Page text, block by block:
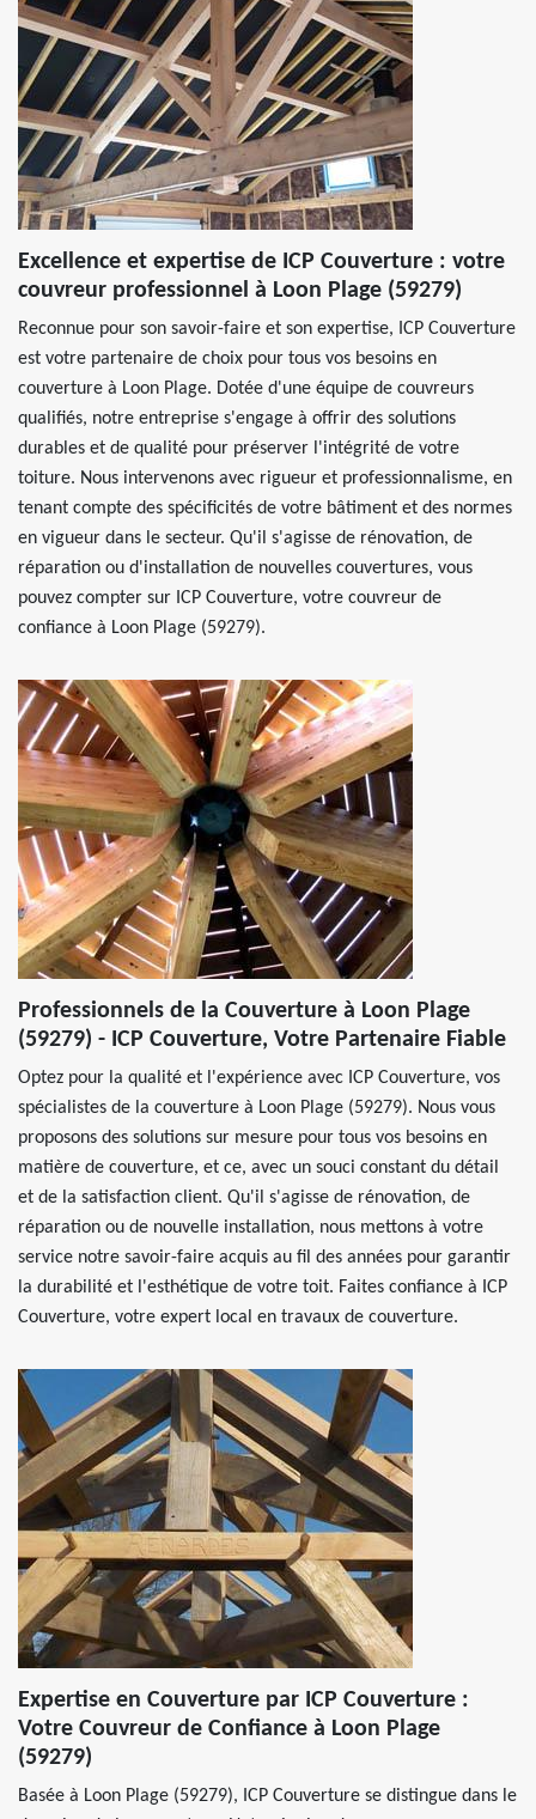
Excellence et expertise de ICP Couverture : votre
couvreur professionnel à Loon Plage (59279)
Reconnue pour son savoir-faire et son expertise, ICP Couverture
est votre partenaire de choix pour tous vos besoins en
couverture à Loon Plage. Dotée d'une équipe de couvreurs
qualifiés, notre entreprise s'engage à offrir des solutions
durables et de qualité pour préserver l'intégrité de votre
toiture. Nous intervenons avec rigueur et professionnalisme, en
tenant compte des spécificités de votre bâtiment et des normes
en vigueur dans le secteur. Qu'il s'agisse de rénovation, de
réparation ou d'installation de nouvelles couvertures, vous
pouvez compter sur ICP Couverture, votre couvreur de
confiance à Loon Plage (59279).
Professionnels de la Couverture à Loon Plage
(59279) - ICP Couverture, Votre Partenaire Fiable
Optez pour la qualité et l'expérience avec ICP Couverture, vos
spécialistes de la couverture à Loon Plage (59279). Nous vous
proposons des solutions sur mesure pour tous vos besoins en
matière de couverture, et ce, avec un souci constant du détail
et de la satisfaction client. Qu'il s'agisse de rénovation, de
réparation ou de nouvelle installation, nous mettons à votre
service notre savoir-faire acquis au fil des années pour garantir
la durabilité et l'esthétique de votre toit. Faites confiance à ICP
Couverture, votre expert local en travaux de couverture.
Expertise en Couverture par ICP Couverture :
Votre Couvreur de Confiance à Loon Plage
(59279)
Basée à Loon Plage (59279), ICP Couverture se distingue dans le